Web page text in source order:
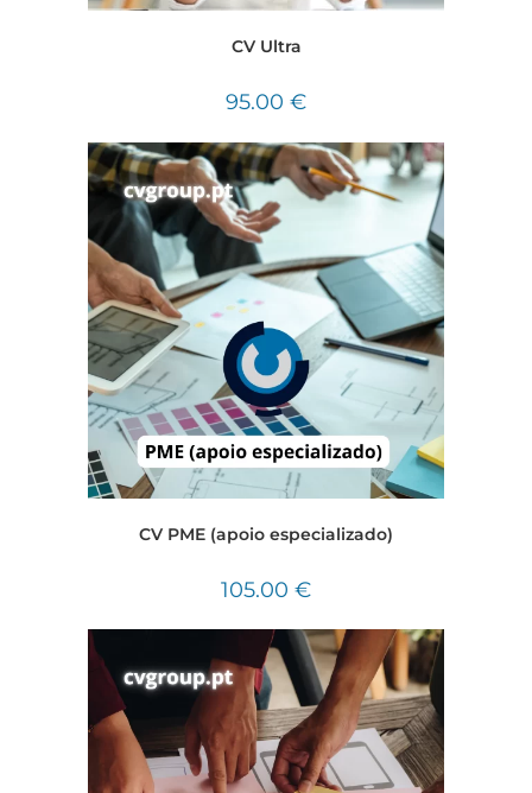
CV Ultra
95.00 €
CV PME (apoio especializado)
105.00 €